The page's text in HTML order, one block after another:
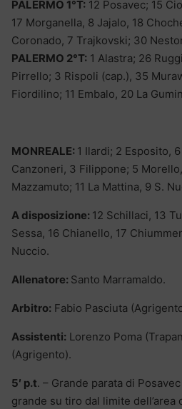
PALERMO 1°T: 12 Posavec; 15
17 Morganella, 8 Jajalo, 18
Coronado, 7 Trajkovski; 30
PALERMO 2°T: 1 Alastra; 26
Pirrello; 3 Rispoli (cap.), 35
Fiordilino; 11 Embalo, 20 La
MONREALE: 1 Ilardi; 2 Esposito,
Canzoneri, 3 Filippone; 5
Mazzamuto; 11 La Mattina, 9 S.
A disposizione: 12 Schillaci, 13
Sessa, 16 Chianello, 17
Nuccio.
Allenatore: Santo Marramaldo.
Arbitro: Fabio Pasciuta
Assistenti: Lorenzo Poma
(Agrigento).
5′ p.t. – Grande parata di
grande su tiro dal limite dell’area